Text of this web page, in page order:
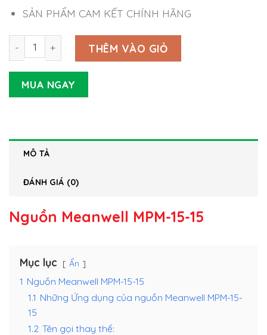
SẢN PHẨM CAM KẾT CHÍNH HÃNG
Nguồn Meanwell MPM-15-15 (15W 15V 1A) số lượng
THÊM VÀO GIỎ
MUA NGAY
MÔ TẢ
ĐÁNH GIÁ (0)
Nguồn Meanwell MPM-15-15
Mục lục Ẩn
1 Nguồn Meanwell MPM-15-15
1.1 Những Ứng dụng của nguồn Meanwell MPM-15-
15
1.2 Tên gọi thay thế: